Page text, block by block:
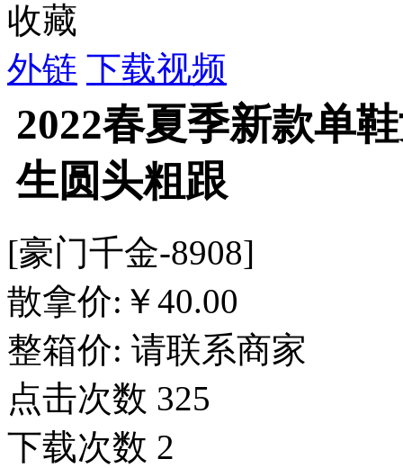
收藏
外链 下载视频
2022春夏季新款单
生圆头粗跟
[豪门千金-8908]
散拿价: ￥40.00
整箱价: 请联系商家
点击次数 325
下载次数 2